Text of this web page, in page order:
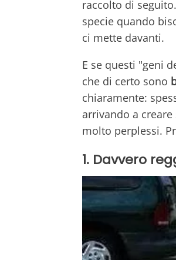
raccolto di
specie quando
ci mette davanti.
E se questi "geni
che di certo sono
chiaramente:
arrivando a
molto perplessi.
1. Davvero